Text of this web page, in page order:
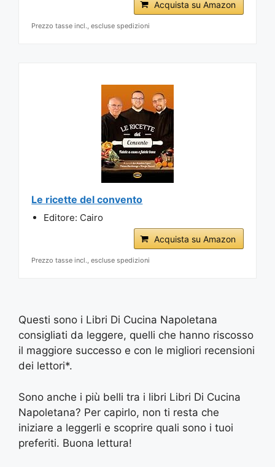
Acquista su Amazon
Prezzo tasse incl., escluse spedizioni
Le ricette del convento
Editore: Cairo
Acquista su Amazon
Prezzo tasse incl., escluse spedizioni
Questi sono i Libri Di Cucina Napoletana
consigliati da leggere, quelli che hanno riscosso
il maggiore successo e con le migliori recensioni
dei lettori*.
Sono anche i più belli tra i libri Libri Di Cucina
Napoletana? Per capirlo, non ti resta che
iniziare a leggerli e scoprire quali sono i tuoi
preferiti. Buona lettura!